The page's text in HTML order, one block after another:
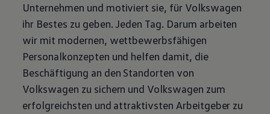
Unternehmen und motiviert sie, für Volkswagen
ihr Bestes zu geben. Jeden Tag. Darum arbeiten
wir mit modernen, wettbewerbsfähigen
Personalkonzepten und helfen damit, die
Beschäftigung an den Standorten von
Volkswagen zu sichern und Volkswagen zum
erfolgreichsten und attraktivsten Arbeitgeber zu